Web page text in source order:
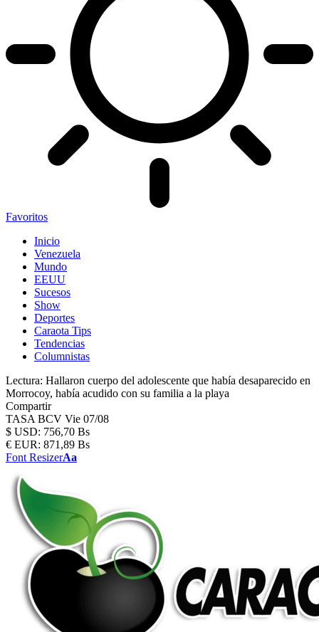
Favoritos
Inicio
Venezuela
Mundo
EEUU
Sucesos
Show
Deportes
Caraota Tips
Tendencias
Columnistas
Lectura: Hallaron cuerpo del adolescente que había desaparecido en
Morrocoy, había acudido con su familia a la playa
Compartir
TASA BCV Vie 07/08
$ USD: 756,70 Bs
€ EUR: 871,89 Bs
Font ResizerAa